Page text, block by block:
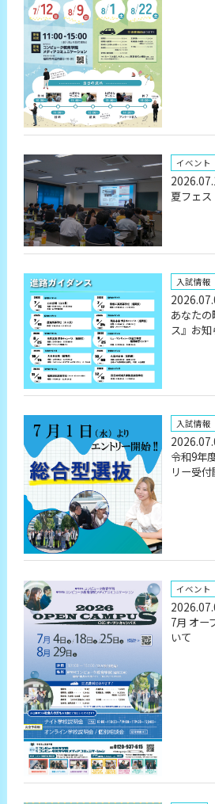
イベント
夏フェ
入試情報
あなた
ス』お知
入試情報
令和9年
リー受
イベント
7月 オー
いて